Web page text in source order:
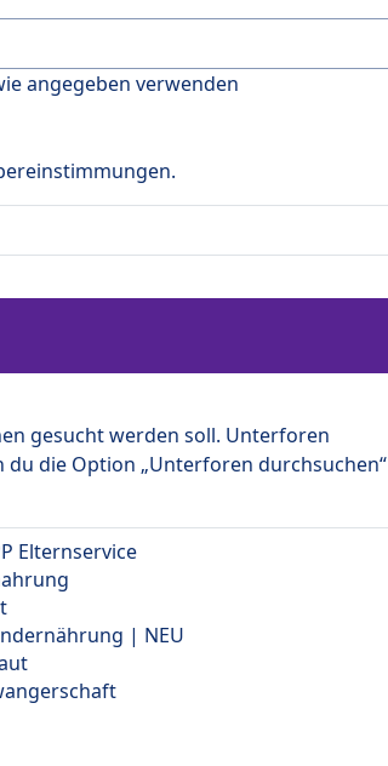
angegeben verwenden
gesucht werden soll. Unterforen
die Option „Unterforen durchsuchen“